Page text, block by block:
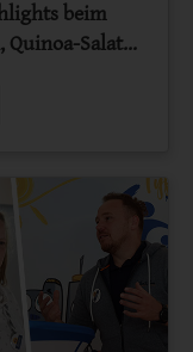
beim
Quinoa-Salat…